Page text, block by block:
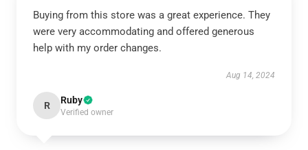
Buying from this store was a great experience. They
were very accommodating and offered generous
help with my order changes.
Aug 14, 2024
R Ruby
Verified owner